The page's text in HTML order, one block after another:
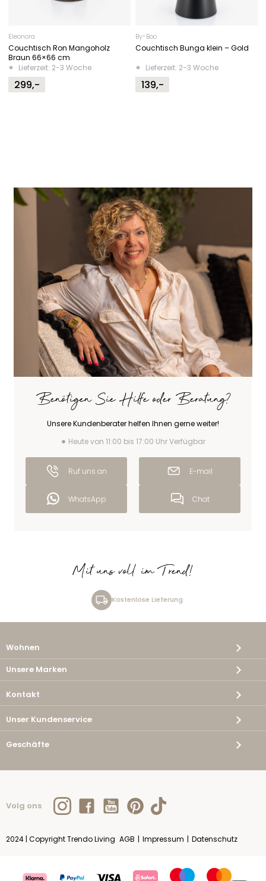
Eleonora
Couchtisch Ron Mangoholz
Braun 66×66 cm
Lieferzeit: 2-3 Woche
299,-
By-Boo
Couchtisch Bunga klein – Gold
Lieferzeit: 2-3 Woche
139,-
Benötigen Sie Hilfe oder Beratung?
Unsere Kundenberater helfen Ihnen gerne weiter!
Heute von 11:00 bis 17:00 Uhr Verfügbar
Ruf uns an E-mail
WhatsApp Chat
Mit uns voll im Trend!
Kostenlose Lieferung
Wohnen
Unsere Marken
Kontakt
Unser Kundenservice
Geschäfte
Volg ons
2024 | Copyright Trendo Living AGB | Impressum | Datenschutz